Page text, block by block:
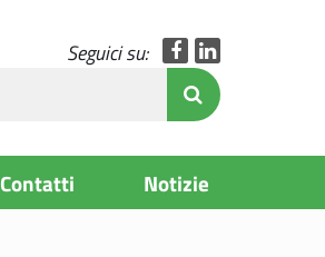
Seguici su: Facebook
Invia Ricerca
Contatti Notizie